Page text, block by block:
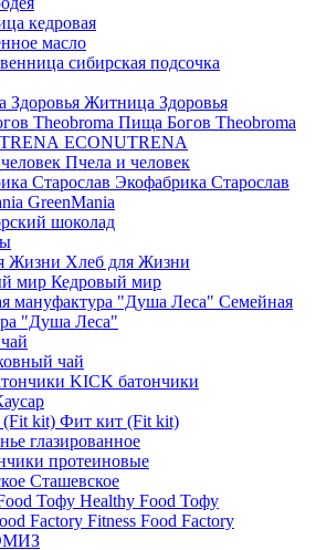
кедровая
масло
сибирская подсочка
Житница Здоровья
Пища Богов Theobroma
ECONUTRENA
Пчела и человек
Экофабрика Старослав
GreenMania
шоколад
Хлеб для Жизни
Кедровый мир
Семейная
"Душа Леса"
чай
KICK батончики
Фит кит (Fit kit)
глазированное
протеиновые
Сташевское
Healthy Food Тофу
Fitness Food Factory